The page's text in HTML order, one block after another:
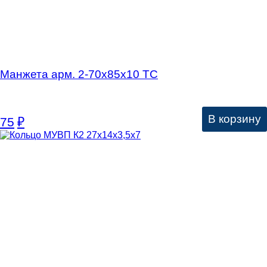
Манжета арм. 2-70х85х10 ТС
75 ₽ В корзину